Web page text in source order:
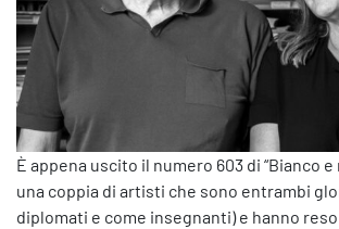
È appena uscito il numero 603 di “Bianco e
una coppia di artisti che sono entrambi
diplomati e come insegnanti) e hanno